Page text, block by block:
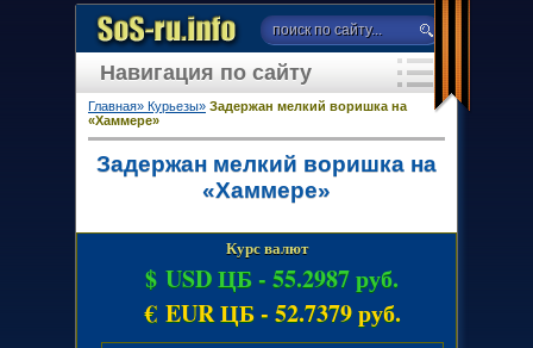
Главная» Курьезы» Задержан мелкий воришка на
«Хаммере»
Задержан мелкий воришка на
«Хаммере»
Курс валют
$ USD ЦБ - 55.2987 руб.
€ EUR ЦБ - 52.7379 руб.
Навигация по сайту